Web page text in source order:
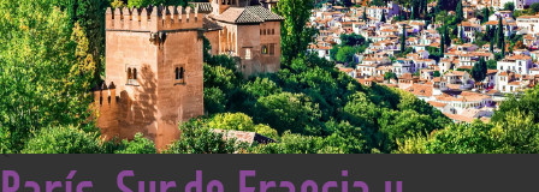
FEATURED
ABOUT US
<